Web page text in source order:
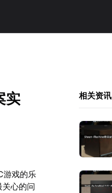
实
游戏的乐
心的问
相关资讯